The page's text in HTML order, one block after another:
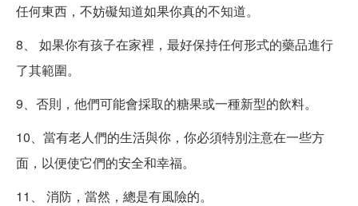
任何東西，不妨礙知道如果你真的不知道。
8、 如果你有孩子在家裡，最好保持任何形式的藥品進行
了其範圍。
9、否則，他們可能會採取的糖果或一種新型的飲料。
10、當有老人們的生活與你，你必須特別注意在一些方
面，以便使它們的安全和幸福。
11、 消防，當然，總是有風險的。